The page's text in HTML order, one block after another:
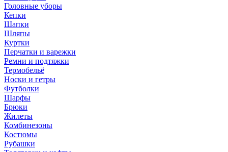
Головные уборы
Кепки
Шапки
Шляпы
Куртки
Перчатки и варежки
Ремни и подтяжки
Термобельё
Носки и гетры
Футболки
Шарфы
Брюки
Жилеты
Комбинезоны
Костюмы
Рубашки